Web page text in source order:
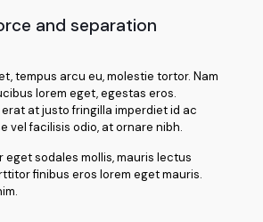
and separation
tempus arcu eu, molestie tortor. Nam
lorem eget, egestas eros.
at justo fringilla imperdiet id ac
vel facilisis odio, at ornare nibh.
eget sodales mollis, mauris lectus
finibus eros lorem eget mauris.